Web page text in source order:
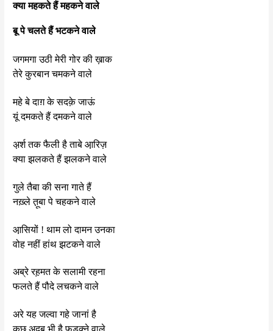
क्या महकते हैं महकने वाले
बू पे चलते हैं भटकने वाले
जगमगा उठी मेरी गोर की ख़ाक
तेरे कुरबान चमकने वाले
महे बे दाग़ के सदक़े जाऊं
यूं दमकते हैं दमकने वाले
अ़र्श तक फैली है ताबे आ़रिज़
क्या झलकते हैं झलकने वाले
गुले तैबा की सना गाते हैं
नख़्ले त़ूबा पे चहकने वाले
आ़सियों ! थाम लो दामन उनका
वोह नहीं हांथ झटकने वाले
अब्रे रह़मत के सलामी रहना
फलते हैं पौदे लचकने वाले
अरे यह जल्वा गहे जानां है